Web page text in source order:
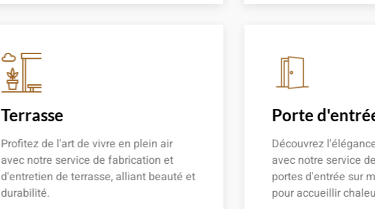
Terrasse
Profitez de l'art de vivre en plein air
avec notre service de fabrication et
d'entretien de terrasse, alliant beauté et
durabilité.
Porte
Découvrez
avec notre service
portes d'entrée sur
pour accueillir